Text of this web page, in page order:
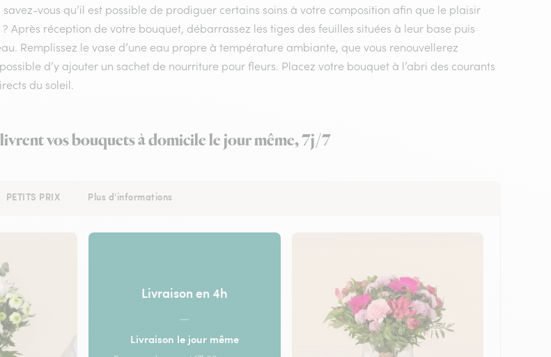
vous qu’il est possible de prodiguer certains soins à votre composition afin que le plaisir
Après réception de votre bouquet, débarrassez les tiges des feuilles situées à leur base puis
Remplissez le vase d’une eau propre à température ambiante, que vous renouvellerez
d’y ajouter un sachet de nourriture pour fleurs. Placez votre bouquet à l’abri des courants
du soleil.
vos bouquets à domicile le jour même, 7j/7
PETITS PRIX Plus d'informations
Livraison en 4h
—
Livraison le jour même